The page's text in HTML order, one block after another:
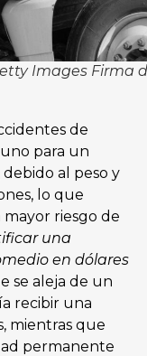
Images Firma
de
para un
al peso y
lo que
riesgo de
una
en dólares
se aleja de un
recibir una
mientras que
permanente